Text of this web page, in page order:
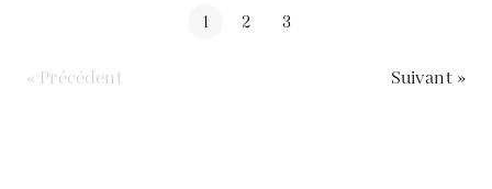
1 2 3
« Précédent Suivant »